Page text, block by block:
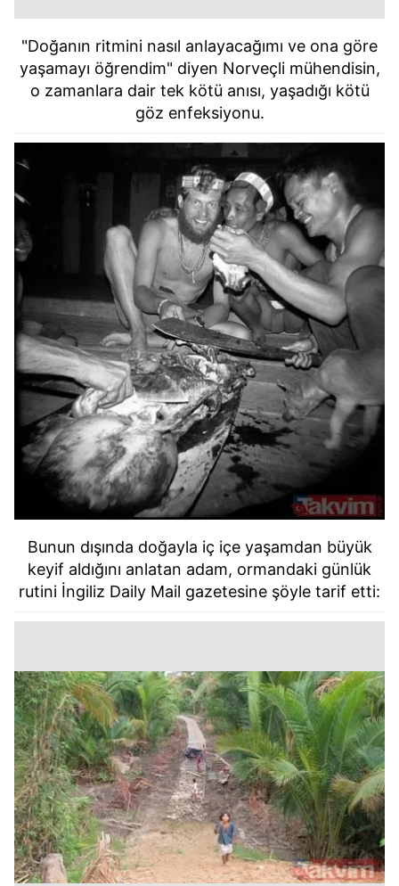
"Doğanın ritmini nasıl anlayacağımı ve ona göre
yaşamayı öğrendim" diyen Norveçli mühendisin,
o zamanlara dair tek kötü anısı, yaşadığı kötü
göz enfeksiyonu.
Bunun dışında doğayla iç içe yaşamdan büyük
keyif aldığını anlatan adam, ormandaki günlük
rutini İngiliz Daily Mail gazetesine şöyle tarif etti: